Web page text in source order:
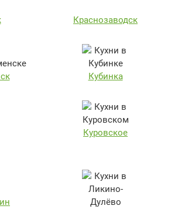
Краснозаводск
Кубинка
Куровское